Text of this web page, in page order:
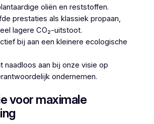
oliën en reststoffen.
prestaties als klassiek propaan,
lagere CO₂-uitstoot.
bij aan een kleinere ecologische
naadloos aan bij onze visie op
ondernemen.
voor maximale